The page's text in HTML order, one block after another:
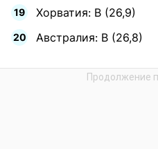
Хорватия: B (26,9)
Австралия: B (26,8)